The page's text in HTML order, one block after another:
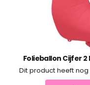
Folieballon Cijfer
Dit product heeft